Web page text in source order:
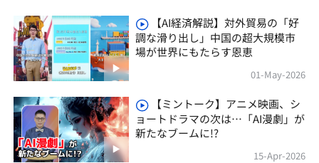
【AI経済解説】対外貿易の「好
調な滑り出し」中国の超大規模市
場が世界にもたらす恩恵
01-May-2026
【ミントーク】アニメ映画、シ
ョートドラマの次は…「AI漫劇」が
新たなブームに!?
15-Apr-2026